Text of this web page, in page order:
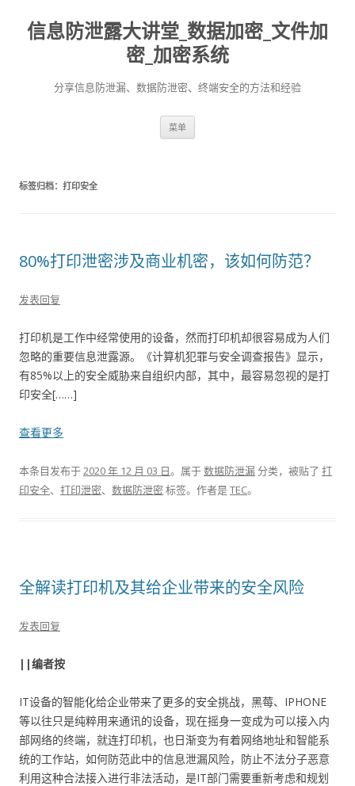
信息防泄露大讲堂_数据加密_文件加
密_加密系统
分享信息防泄漏、数据防泄密、终端安全的方法和经验
菜单
标签归档： 打印安全
80%打印泄密涉及商业机密，该如何防范？
发表回复
打印机是工作中经常使用的设备，然而打印机却很容易成为人们
忽略的重要信息泄露源。《计算机犯罪与安全调查报告》显示，
有85%以上的安全威胁来自组织内部，其中，最容易忽视的是打
印安全[……]
查看更多
本条目发布于2020 年 12 月 03 日。属于数据防泄漏分类，被贴了 打
印安全、 打印泄密、 数据防泄密标签。 作者是TEC。
全解读打印机及其给企业带来的安全风险
发表回复
||编者按
IT设备的智能化给企业带来了更多的安全挑战，黑莓、IPHONE
等以往只是纯粹用来通讯的设备，现在摇身一变成为可以接入内
部网络的终端，就连打印机，也日渐变为有着网络地址和智能系
统的工作站，如何防范此中的信息泄漏风险，防止不法分子恶意
利用这种合法接入进行非法活动，是IT部门需要重新考虑和规划